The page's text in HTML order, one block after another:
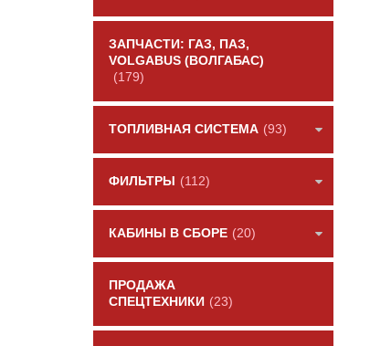
ЗАПЧАСТИ: ГАЗ, ПАЗ,
VOLGABUS (ВОЛГАБАС)
(179)
ТОПЛИВНАЯ СИСТЕМА (93)
ФИЛЬТРЫ (112)
КАБИНЫ В СБОРЕ (20)
ПРОДАЖА
СПЕЦТЕХНИКИ (23)